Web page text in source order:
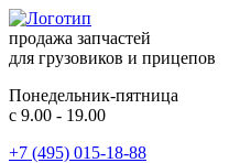
продажа запчастей
для грузовиков и прицепов
Понедельник-пятница
с 9.00 - 19.00
+7 (495) 015-18-88